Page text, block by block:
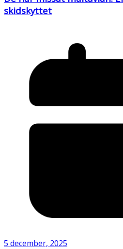
skidskyttet
5 december, 2025